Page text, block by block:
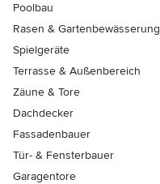
Poolbau
Rasen & Gartenbewässerung
Spielgeräte
Terrasse & Außenbereich
Zäune & Tore
Dachdecker
Fassadenbauer
Tür- & Fensterbauer
Garagentore